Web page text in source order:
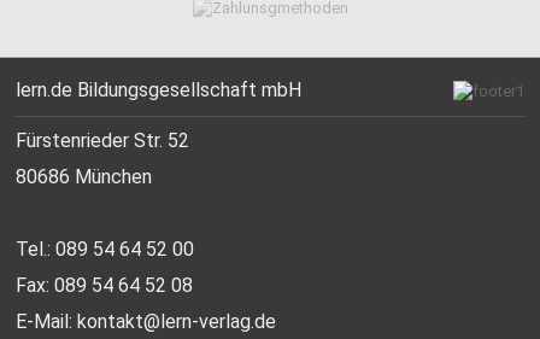
lern.de Bildungsgesellschaft mbH
Fürstenrieder Str. 52
80686 München
Tel.: 089 54 64 52 00
Fax: 089 54 64 52 08
E-Mail:kontakt@lern-verlag.de